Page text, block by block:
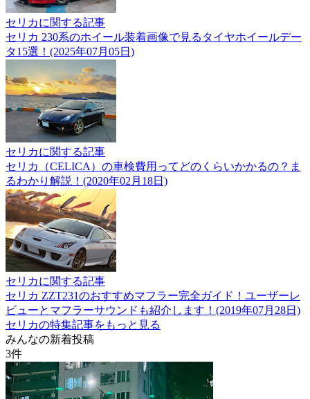
セリカに関する記事
セリカ 230系のホイール装着画像で見るタイヤホイールデー
タ15選！(2025年07月05日)
セリカに関する記事
セリカ（CELICA）の車検費用ってどのくらいかかるの？ま
るわかり解説！(2020年02月18日)
セリカに関する記事
セリカ ZZT231のおすすめマフラー完全ガイド！ユーザーレ
ビューとマフラーサウンドも紹介します！(2019年07月28日)
セリカの特集記事をもっと見る
みんなの新着投稿
3件